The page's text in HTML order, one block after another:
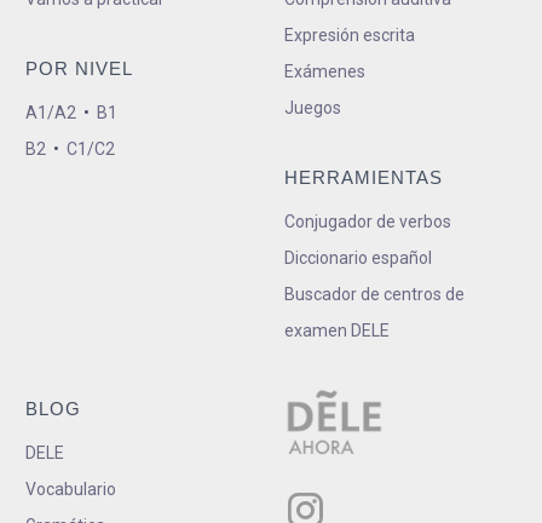
POR NIVEL
A1/A2 • B1
B2 • C1/C2
Expresión escrita
Exámenes
Juegos
HERRAMIENTAS
Conjugador de verbos
Diccionario español
Buscador de centros de
examen DELE
BLOG
DELE
Vocabulario